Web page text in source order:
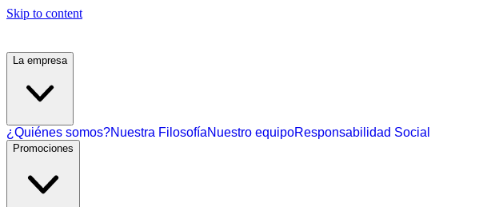
Skip to content
La empresa
¿Quiénes somos?Nuestra FilosofíaNuestro equipoResponsabilidad Social
Promociones